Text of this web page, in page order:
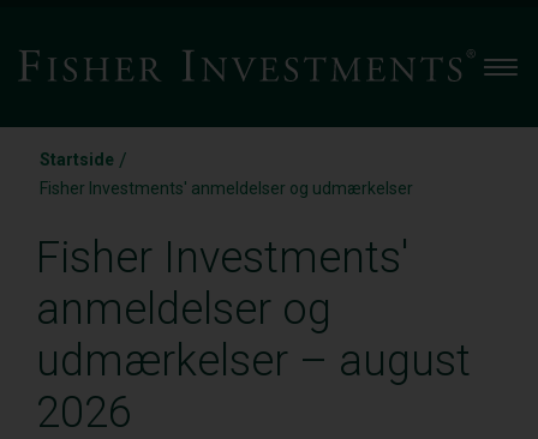
Startside /
Fisher Investments' anmeldelser og udmærkelser
Fisher Investments'
anmeldelser og
udmærkelser – august
2026